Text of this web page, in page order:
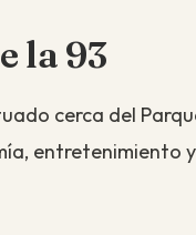
la 93
cerca del
entretenimiento